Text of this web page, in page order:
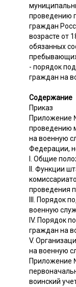
проведению
граждан
возрасте от
обязанных
- порядок
граждан на
Содержание
Приказ
Приложение
проведению
на военную
Федерации,
I. Общие
II. Функции
проведения
III. Порядок
военную
IV. Порядок
граждан на
V.
на военную
Приложение
воинский